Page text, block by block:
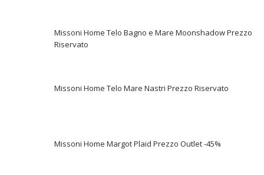
Missoni Home Telo Bagno e Mare Moonshadow Prezzo
Riservato
Missoni Home Telo Mare Nastri Prezzo Riservato
Missoni Home Margot Plaid Prezzo Outlet -45%